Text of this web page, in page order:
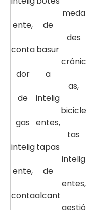
ente,
conta
dor
de
gas
intelig
ente,
conta
de
basur
a
intelig
entes,
tapas
de
alcant
meda
des
crónic
as,
bicicle
tas
intelig
entes,
gestió